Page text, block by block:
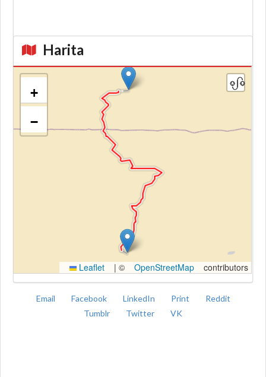
Harita
+
−
Leaflet | © OpenStreetMap contributors
Email Facebook LinkedIn Print
Reddit
Tumblr
Twitter VK